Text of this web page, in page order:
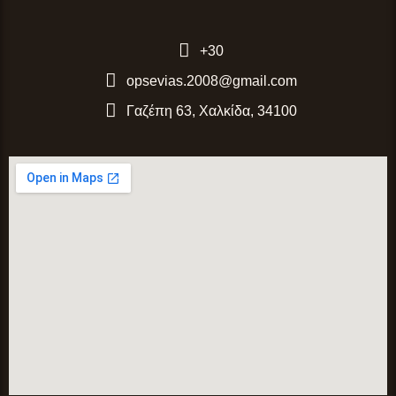
+30
opsevias.2008@gmail.com
Γαζέπη 63, Χαλκίδα, 34100